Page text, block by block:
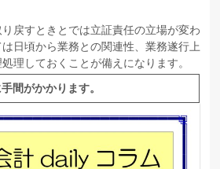
戻すときとでは立証責任の立場が変わ
日頃から業務との関連性、業務遂行上
理しておくことが備えになります。
間がかかります。